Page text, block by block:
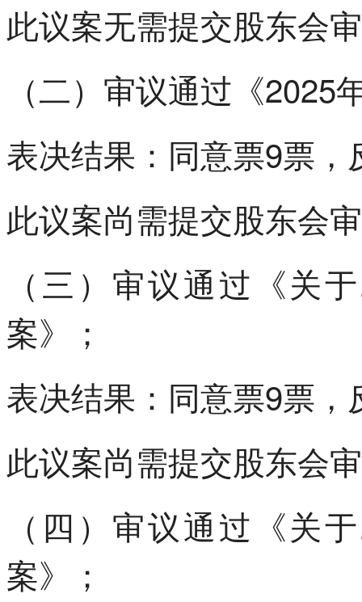
此议案无需提交股东会
（二）审议通过《
表决结果：同意票9票
此议案尚需提交股东会
（三）审议通过《关
案》；
表决结果：同意票9票
此议案尚需提交股东会
（四）审议通过《关
案》；